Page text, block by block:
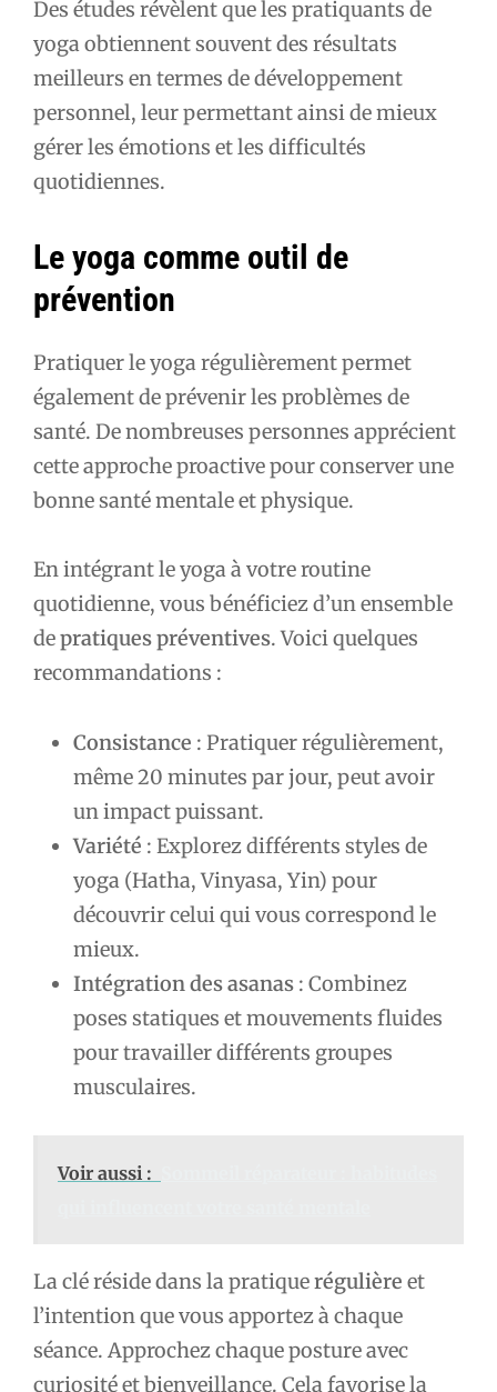
Des études révèlent que les pratiquants de
yoga obtiennent souvent des résultats
meilleurs en termes de développement
personnel, leur permettant ainsi de mieux
gérer les émotions et les difficultés
quotidiennes.
Le yoga comme outil de
prévention
Pratiquer le yoga régulièrement permet
également de prévenir les problèmes de
santé. De nombreuses personnes apprécient
cette approche proactive pour conserver une
bonne santé mentale et physique.
En intégrant le yoga à votre routine
quotidienne, vous bénéficiez d’un ensemble
depratiques préventives. Voici quelques
recommandations :
Consistance : Pratiquer régulièrement,
même 20 minutes par jour, peut avoir
un impact puissant.
Variété : Explorez différents styles de
yoga (Hatha, Vinyasa, Yin) pour
découvrir celui qui vous correspond le
mieux.
Intégration des asanas : Combinez
poses statiques et mouvements fluides
pour travailler différents groupes
musculaires.
Voir aussi :
La clé réside dans la pratiquerégulière et
l’intention que vous apportez à chaque
séance. Approchez chaque posture avec
curiosité et bienveillance. Cela favorise la